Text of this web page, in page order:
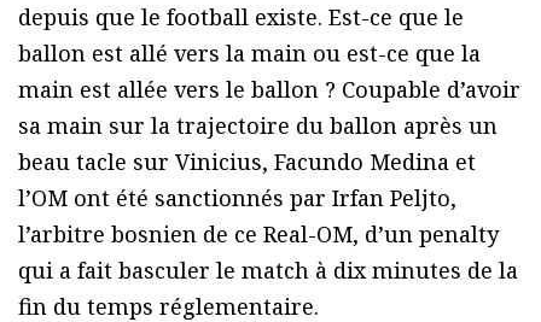
depuis que le football existe. Est-ce que le
ballon est allé vers la main ou est-ce que la
main est allée vers le ballon ? Coupable d’avoir
sa main sur la trajectoire du ballon après un
beau tacle sur Vinicius, Facundo Medina et
l’OM ont été sanctionnés par Irfan Peljto,
l’arbitre bosnien de ce Real-OM, d’un penalty
qui a fait basculer le match à dix minutes de la
fin du temps réglementaire.